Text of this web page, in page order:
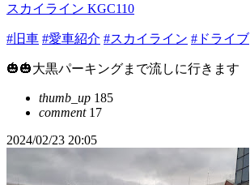
スカイライン KGC110
#旧車 #愛車紹介 #スカイライン #ドライブ
🎃🎃大黒パーキングまで流しに行きます
thumb_up 185
comment17
2024/02/23 20:05